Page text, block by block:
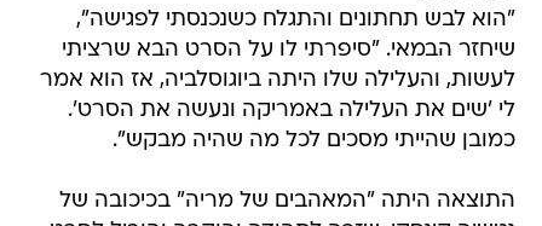
"הוא לבש תחתונים והתגלח כשנכנסתי לפגישה",
שיחזר הבמאי. "סיפרתי לו על הסרט הבא שרציתי
לעשות, והעלילה שלו היתה ביוגוסלביה, אז הוא אמר
לי 'שים את העלילה באמריקה ונעשה את הסרט'.
כמובן שהייתי מסכים לכל מה שהיה מבקש".
התוצאה היתה "המאהבים של מריה" בכיכובה של